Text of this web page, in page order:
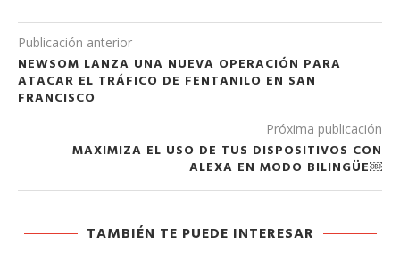
Publicación anterior
NEWSOM LANZA UNA NUEVA OPERACIÓN PARA
ATACAR EL TRÁFICO DE FENTANILO EN SAN
FRANCISCO
Próxima publicación
MAXIMIZA EL USO DE TUS DISPOSITIVOS CON
ALEXA EN MODO BILINGÜE￼
TAMBIÉN TE PUEDE INTERESAR